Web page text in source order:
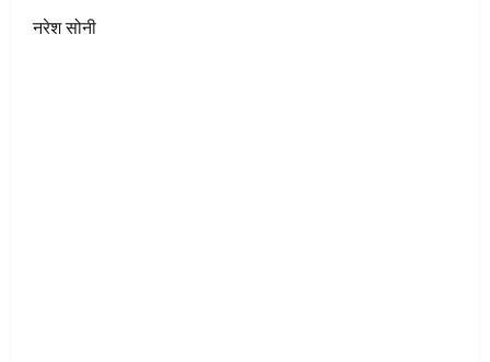
नरेश सोनी